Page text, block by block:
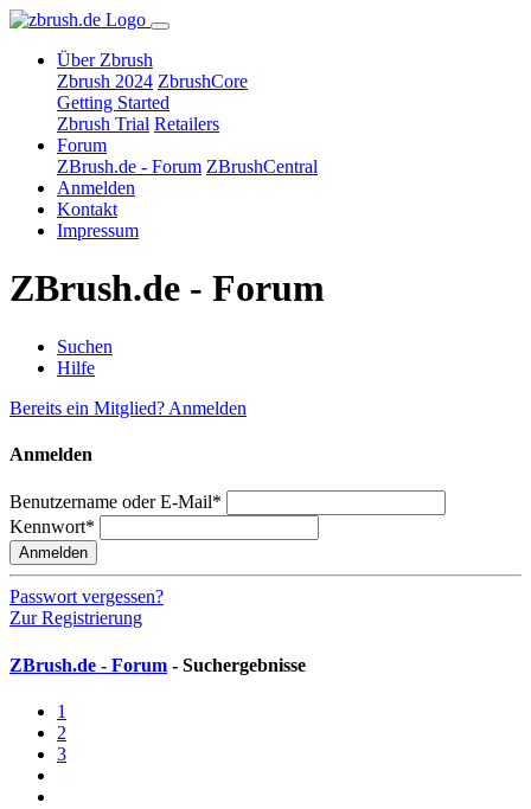
Über Zbrush
Zbrush 2024 ZbrushCore
Getting Started
Zbrush Trial Retailers
Forum
ZBrush.de - Forum ZBrushCentral
Anmelden
Kontakt
Impressum
ZBrush.de - Forum
Suchen
Hilfe
Bereits ein Mitglied? Anmelden
Anmelden
Benutzername oder E-Mail*
Kennwort*
Anmelden
Passwort vergessen?
Zur Registrierung
ZBrush.de - Forum - Suchergebnisse
1
2
3